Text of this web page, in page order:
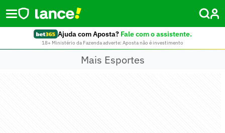
Ajuda com Aposta? Fale com o assistente.
18+ Ministério da Fazenda adverte: Aposta não é investimento
Mais Esportes